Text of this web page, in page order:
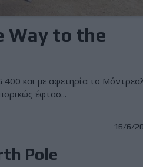
Way to the
400 και με αφετηρία το
έφτασ...
16/6/
Pole